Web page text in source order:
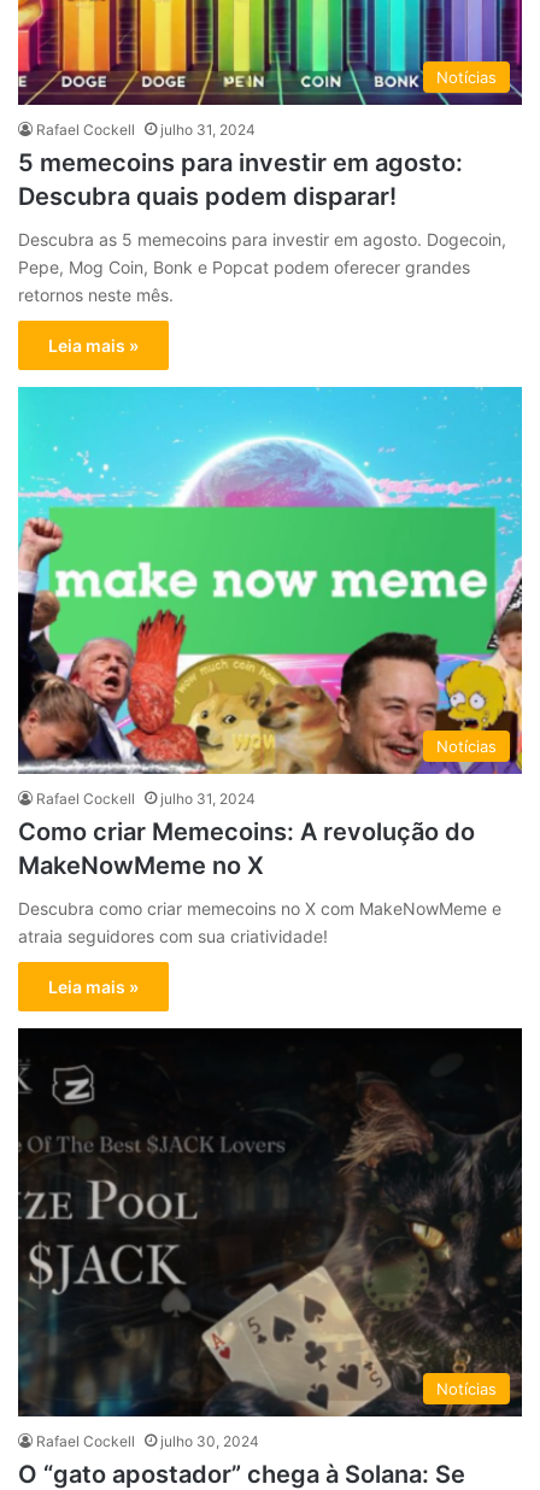
Notícias
Rafael Cockell julho 31, 2024
5 memecoins para investir em agosto:
Descubra quais podem disparar!
Descubra as 5 memecoins para investir em agosto. Dogecoin,
Pepe, Mog Coin, Bonk e Popcat podem oferecer grandes
retornos neste mês.
Leia mais »
Notícias
Rafael Cockell julho 31, 2024
Como criar Memecoins: A revolução do
MakeNowMeme no X
Descubra como criar memecoins no X com MakeNowMeme e
atraia seguidores com sua criatividade!
Leia mais »
Notícias
Rafael Cockell julho 30, 2024
O “gato apostador” chega à Solana: Se